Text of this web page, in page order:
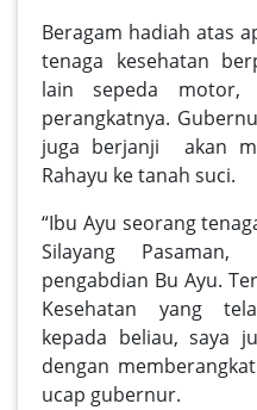
Beragam hadiah atas
tenaga kesehatan
lain sepeda motor,
perangkatnya.
juga berjanji akan
Rahayu ke tanah suci.
“Ibu Ayu seorang
Silayang
pengabdian Bu Ayu.
Kesehatan yang
kepada beliau, saya
dengan
ucap gubernur.